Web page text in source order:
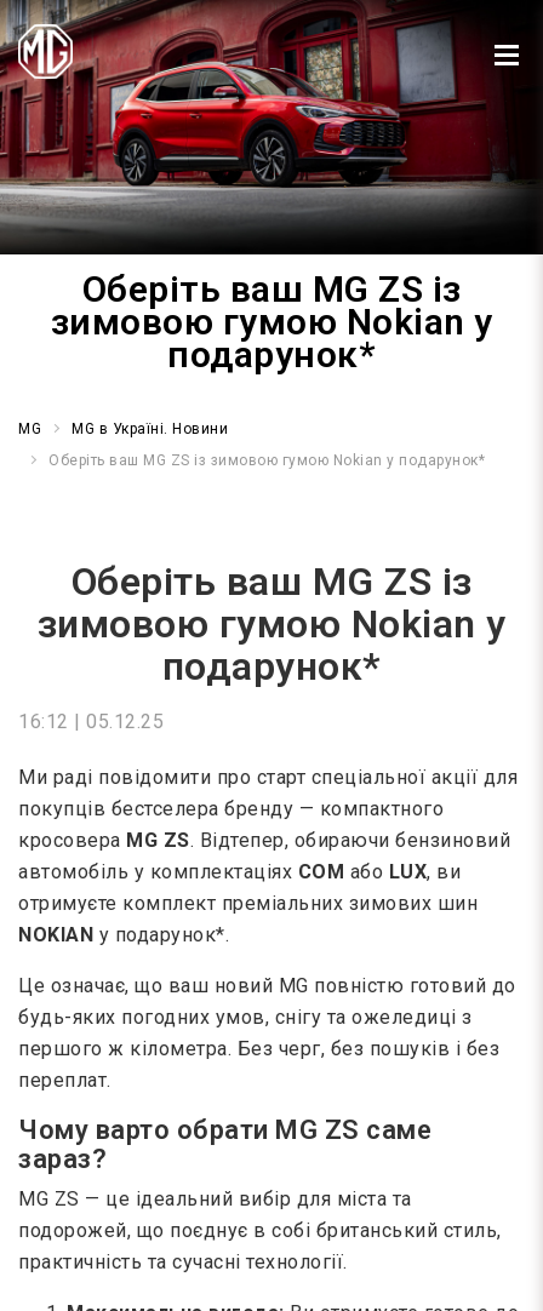
Оберіть ваш MG ZS із
зимовою гумою Nokian у
подарунок*
MG
MG в Україні. Новини
Оберіть ваш MG ZS із зимовою гумою Nokian у подарунок*
Оберіть ваш MG ZS із
зимовою гумою Nokian у
подарунок*
16:12 | 05.12.25
Ми раді повідомити про старт спеціальної акції для
покупців бестселера бренду — компактного
кросовера MG ZS. Відтепер, обираючи бензиновий
автомобіль у комплектаціях COM або LUX, ви
отримуєте комплект преміальних зимових шин
NOKIAN у подарунок*.
Це означає, що ваш новий MG повністю готовий до
будь-яких погодних умов, снігу та ожеледиці з
першого ж кілометра. Без черг, без пошуків і без
переплат.
Чому варто обрати MG ZS саме
зараз?
MG ZS — це ідеальний вибір для міста та
подорожей, що поєднує в собі британський стиль,
практичність та сучасні технології.